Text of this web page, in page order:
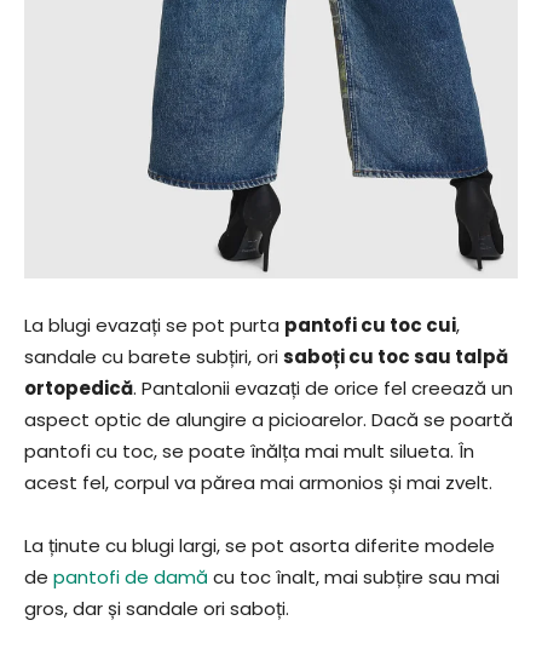
La blugi evazați se pot purta pantofi cu toc cui,
sandale cu barete subțiri, orisaboți cu toc sau talpă
ortopedică. Pantalonii evazați de orice fel creează un
aspect optic de alungire a picioarelor. Dacă se poartă
pantofi cu toc, se poate înălța mai mult silueta. În
acest fel, corpul va părea mai armonios și mai zvelt.
La ținute cu blugi largi, se pot asorta diferite modele
de pantofi de damă cu toc înalt, mai subțire sau mai
gros, dar și sandale ori saboți.